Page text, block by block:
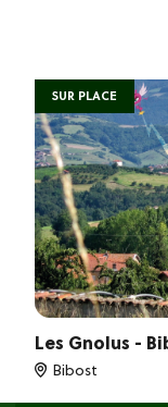
Les Gnolus -
Bibost
SUR PLACE